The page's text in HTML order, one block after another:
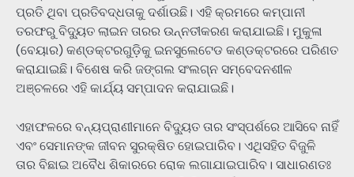
ପ୍ରତି ଥିବା ପ୍ରତିବଦ୍ଧତାକୁ ଦର୍ଶାଉଛି। ଏହି କ୍ରମରେ କମ୍ପାନୀ
ତରଫରୁ ବିଦ୍ୟୁତ ଲାଇନ ତାରର ଉନ୍ନତୀକରଣ କରାଯାଇଛି। ମୁକୁଳା
(ବେୟାର) କଣ୍ଡକ୍ଟରଗୁଡ଼ିକୁ ଇନସୁଲେଟେଡ କଣ୍ଡକ୍ଟରରେ ପରିଣତ
କରାଯାଇଛି। ବିଶେଷ କରି ଜଙ୍ଗଲ ସଂଲଗ୍ନ ସମ୍ବେଦନଶୀଳ
ଅଞ୍ଚଳରେ ଏହି କାର୍ଯ୍ୟ ସମ୍ପାଦନ କରାଯାଇଛି।
ଏହାଫଳରେ ବନ୍ୟପ୍ରାଣୀମାନେ ବିଦ୍ୟୁତ ତାର ସଂସ୍ପର୍ଶରେ ଆସିବେ ନାହିଁ
ଏବଂ ସେମାନଙ୍କ ଜୀବନ ସୁରକ୍ଷିତ ହୋଇପାରିବ। ଏଥିସହିତ ବିଜୁଳି
ତାର ବିଛାଇ ଅବୈଧ ଶିକାରରେ ରୋକ ଲଗାଯାଇପାରିବ। ସାଧାରଣତଃ